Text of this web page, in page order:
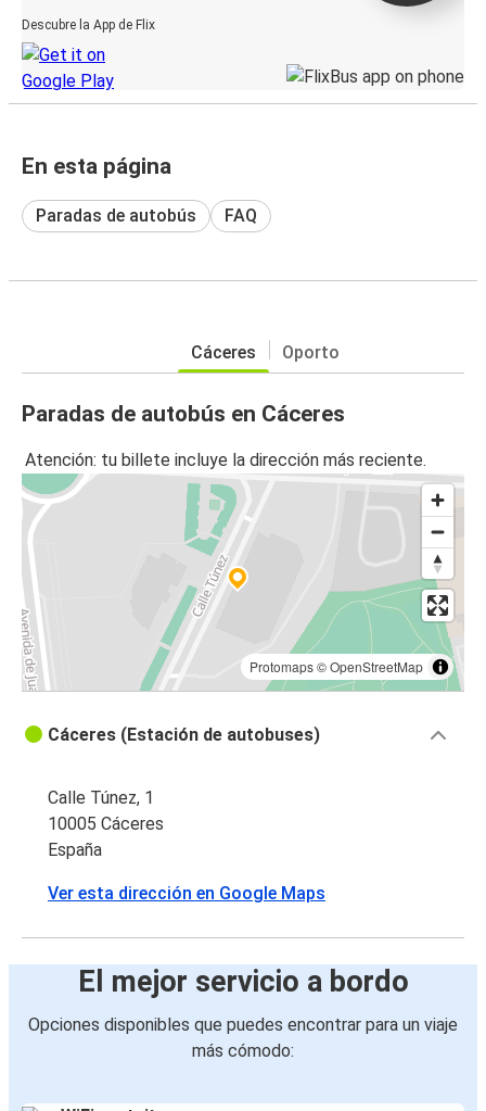
Descubre la App de Flix
En esta página
Paradas de autobús FAQ
Cáceres Oporto
Paradas de autobús en Cáceres
Atención: tu billete incluye la dirección más reciente.
Protomaps©OpenStreetMap
Cáceres (Estación de autobuses)
Calle Túnez, 1
10005 Cáceres
España
Ver esta dirección en Google Maps
El mejor servicio a bordo
Opciones disponibles que puedes encontrar para un viaje
más cómodo: